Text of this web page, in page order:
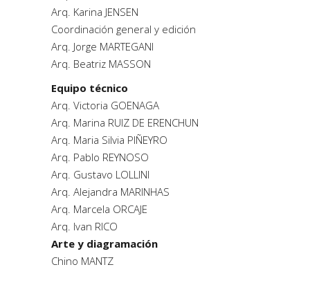
Arq. Karina JENSEN
Coordinación general y edición
Arq. Jorge MARTEGANI
Arq. Beatriz MASSON
Equipo técnico
Arq. Victoria GOENAGA
Arq. Marina RUIZ DE ERENCHUN
Arq. Maria Silvia PIÑEYRO
Arq. Pablo REYNOSO
Arq. Gustavo LOLLINI
Arq. Alejandra MARINHAS
Arq. Marcela ORCAJE
Arq. Ivan RICO
Arte y diagramación
Chino MANTZ